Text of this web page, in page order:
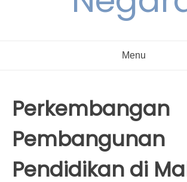
Menu
Perkembangan
Pembangunan
Pendidikan di